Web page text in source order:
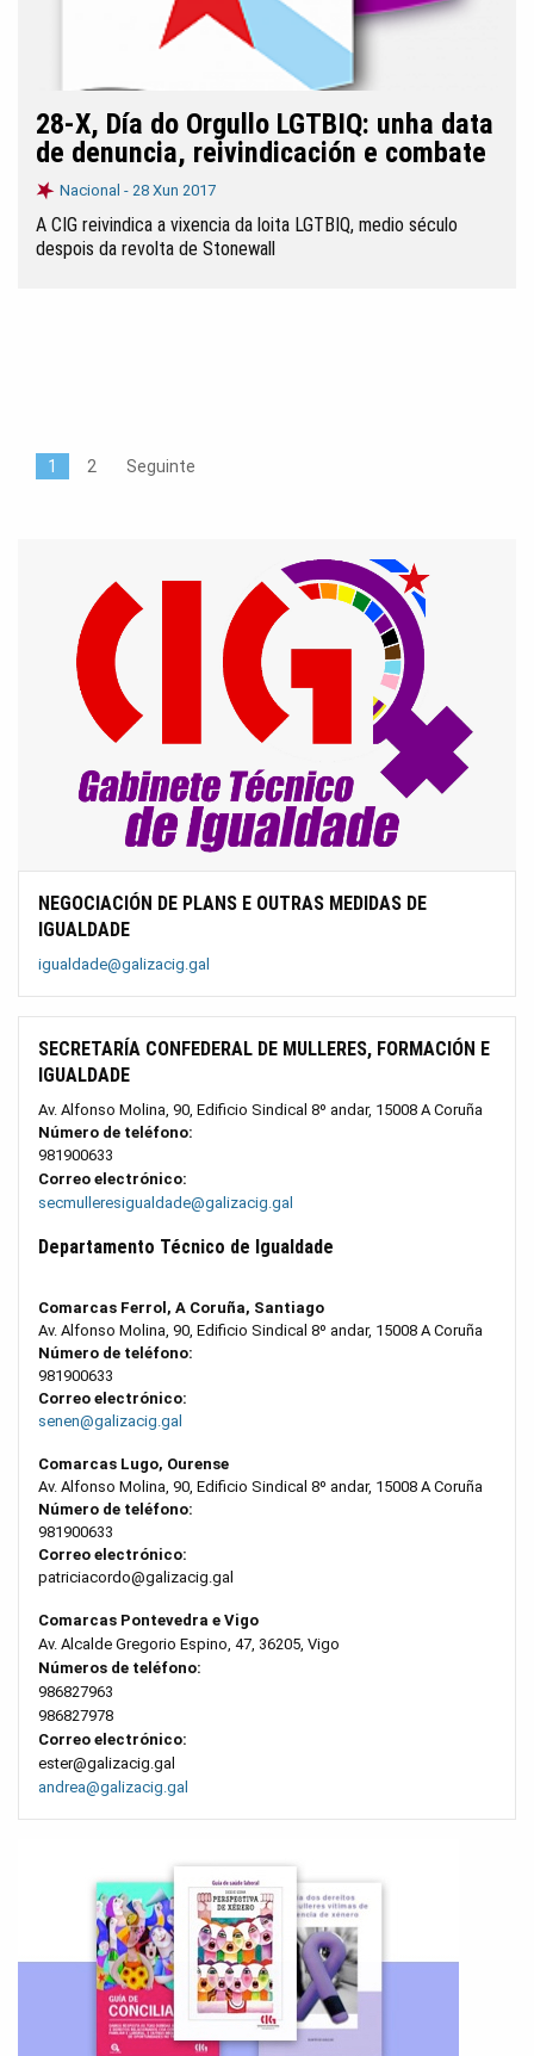
28-X, Día do Orgullo LGTBIQ: unha data
de denuncia, reivindicación e combate
Nacional - 28 Xun 2017
A CIG reivindica a vixencia da loita LGTBIQ, medio século
despois da revolta de Stonewall
1 2 Seguinte
NEGOCIACIÓN DE PLANS E OUTRAS MEDIDAS DE
IGUALDADE
igualdade@galizacig.gal
SECRETARÍA CONFEDERAL DE MULLERES, FORMACIÓN E
IGUALDADE
Av. Alfonso Molina, 90, Edificio Sindical 8º andar, 15008 A Coruña
Número de teléfono:
981900633
Correo electrónico:
secmulleresigualdade@galizacig.gal
Departamento Técnico de Igualdade
Comarcas Ferrol, A Coruña, Santiago
Av. Alfonso Molina, 90, Edificio Sindical 8º andar, 15008 A Coruña
Número de teléfono:
981900633
Correo electrónico:
senen@galizacig.gal
Comarcas Lugo, Ourense
Av. Alfonso Molina, 90, Edificio Sindical 8º andar, 15008 A Coruña
Número de teléfono:
981900633
Correo electrónico:
patriciacordo@galizacig.gal
Comarcas Pontevedra e Vigo
Av. Alcalde Gregorio Espino, 47, 36205, Vigo
Números de teléfono:
986827963
986827978
Correo electrónico:
ester@galizacig.gal
andrea@galizacig.gal